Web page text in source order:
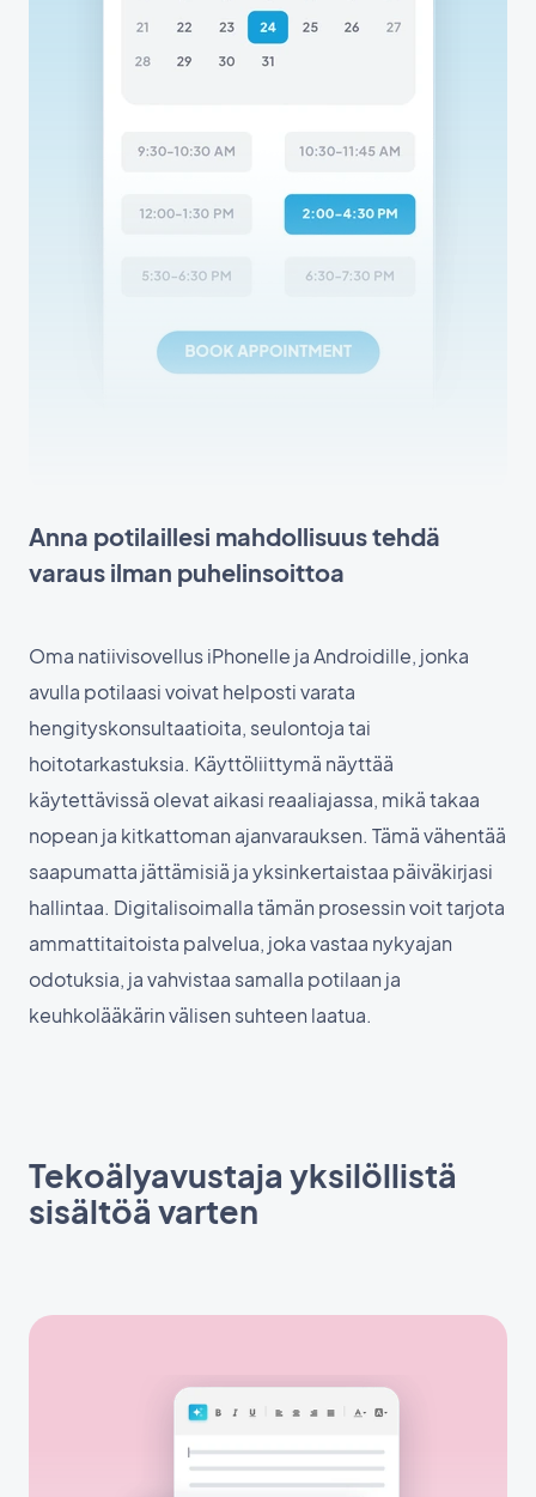
Anna potilaillesi mahdollisuus tehdä
varaus ilman puhelinsoittoa
Oma natiivisovellus iPhonelle ja Androidille, jonka
avulla potilaasi voivat helposti varata
hengityskonsultaatioita, seulontoja tai
hoitotarkastuksia. Käyttöliittymä näyttää
käytettävissä olevat aikasi reaaliajassa, mikä takaa
nopean ja kitkattoman ajanvarauksen. Tämä vähentää
saapumatta jättämisiä ja yksinkertaistaa päiväkirjasi
hallintaa. Digitalisoimalla tämän prosessin voit tarjota
ammattitaitoista palvelua, joka vastaa nykyajan
odotuksia, ja vahvistaa samalla potilaan ja
keuhkolääkärin välisen suhteen laatua.
Tekoälyavustaja yksilöllistä
sisältöä varten